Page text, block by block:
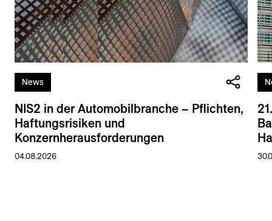
News
NIS2 in der Automobilbranche – Pflichten,
Haftungsrisiken und
Konzernherausforderungen
04.08.2026